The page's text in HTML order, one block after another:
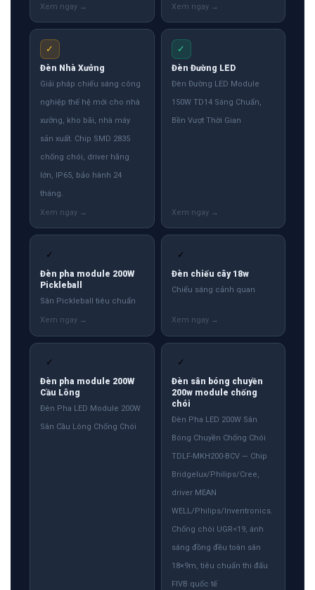
✓
Đèn Nhà Xưởng
Giải pháp chiếu sáng công
nghiệp thế hệ mới cho nhà
xưởng, kho bãi, nhà máy
sản xuất. Chip SMD 2835
chống chói, driver hãng
lớn, IP65, bảo hành 24
tháng.
✓
Đèn Đường LED
Đèn Đường LED Module
150W TD14 Sáng Chuẩn,
Bền Vượt Thời Gian
✓
Đèn pha module 200W
Pickleball
Sân Pickleball tiêu chuẩn
✓
Đèn chiếu cây 18w
Chiếu sáng cảnh quan
✓
Đèn pha module 200W
Cầu Lông
Đèn Pha LED Module 200W
Sân Cầu Lông Chống Chói
✓
Đèn sân bóng chuyền
200w module chống
chói
Đèn Pha LED 200W Sân
Bóng Chuyền Chống Chói
TDLF-MKH200-BCV — Chip
Bridgelux/Philips/Cree,
driver MEAN
WELL/Philips/Inventronics.
Chống chói UGR<19, ánh
sáng đồng đều toàn sân
18×9m, tiêu chuẩn thi đấu
FIVB quốc tế